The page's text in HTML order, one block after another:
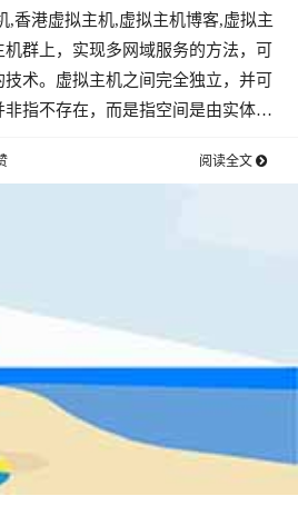
,香港虚拟主机,虚拟主机博客,虚拟主
群上，实现多网域服务的方法，可
术。虚拟主机之间完全独立，并可
非指不存在，而是指空间是由实体…
阅读全文